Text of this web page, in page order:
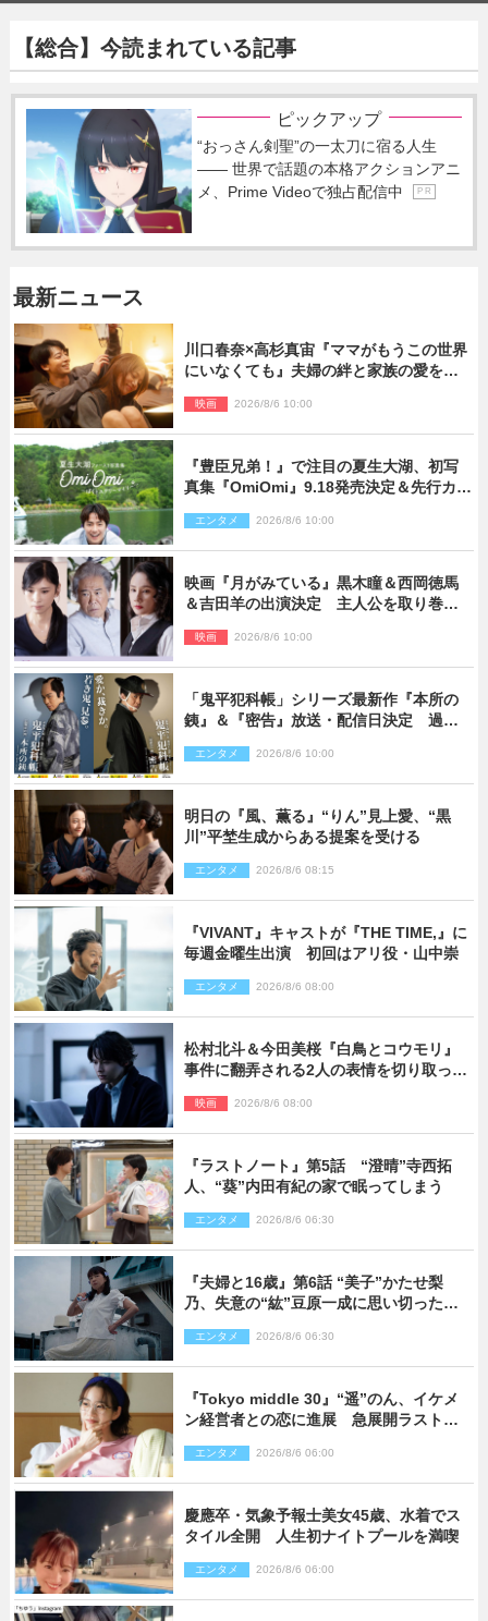
【総合】今読まれている記事
ピックアップ
“おっさん剣聖”の一太刀に宿る人生
―― 世界で話題の本格アクションアニ
メ、Prime Videoで独占配信中
P R
最新ニュース
川口春奈×高杉真宙『ママがもうこの世界
にいなくても』夫婦の絆と家族の愛を映
映画 2026/8/6 10:00
『豊臣兄弟！』で注目の夏生大湖、初写
真集『OmiOmi』9.18発売決定＆先行カッ
エンタメ 2026/8/6 10:00
映画『月がみている』黒木瞳＆西岡徳馬
＆吉田羊の出演決定 主人公を取り巻く
映画 2026/8/6 10:00
「鬼平犯科帳」シリーズ最新作『本所の
銕』＆『密告』放送・配信日決定 過去
エンタメ 2026/8/6 10:00
明日の『風、薫る』“りん”見上愛、“黒
川”平埜生成からある提案を受ける
エンタメ 2026/8/6 08:15
『VIVANT』キャストが『THE TIME,』に
毎週金曜生出演 初回はアリ役・山中崇
エンタメ 2026/8/6 08:00
松村北斗＆今田美桜『白鳥とコウモリ』
事件に翻弄される2人の表情を切り取った
映画 2026/8/6 08:00
『ラストノート』第5話 “澄晴”寺西拓
人、“葵”内田有紀の家で眠ってしまう
エンタメ 2026/8/6 06:30
『夫婦と16歳』第6話 “美子”かたせ梨
乃、失意の“紘”豆原一成に思い切ったプ
エンタメ 2026/8/6 06:30
『Tokyo middle 30』“遥”のん、イケメ
ン経営者との恋に進展 急展開ラストに
エンタメ 2026/8/6 06:00
慶應卒・気象予報士美女45歳、水着でス
タイル全開 人生初ナイトプールを満喫
エンタメ 2026/8/6 06:00